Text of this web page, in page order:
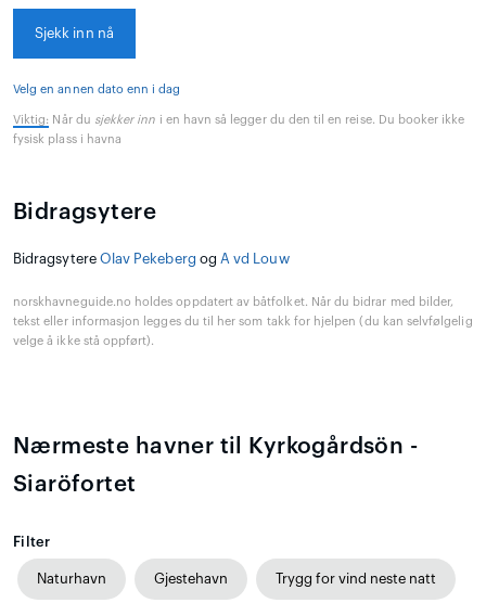
Sjekk inn nå
Velg en annen dato enn i dag
Viktig: Når du sjekker inn i en havn så legger du den til en reise. Du booker ikke
fysisk plass i havna
Bidragsytere
Bidragsytere Olav Pekeberg og A vd Louw
norskhavneguide.no holdes oppdatert av båtfolket. Når du bidrar med bilder,
tekst eller informasjon legges du til her som takk for hjelpen (du kan selvfølgelig
velge å ikke stå oppført).
Nærmeste havner til Kyrkogårdsön -
Siaröfortet
Filter
Naturhavn Gjestehavn Trygg for vind neste natt